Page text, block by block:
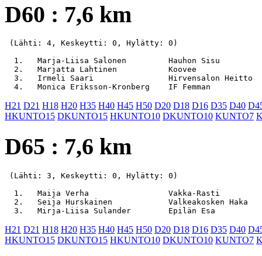
D60 : 7,6 km
(Lähti: 4, Keskeytti: 0, Hylätty: 0)
1.   Marja-Liisa Salonen         Hauhon Sisu
2.   Marjatta Lahtinen           Koovee
3.   Irmeli Saari                Hirvensalon
H21 D21 H18 H20 H35 H40 H45 H50 D20 D18 D16 D35 D40
HKUNTO15 DKUNTO15 HKUNTO10 DKUNTO10 KUNTO7
D65 : 7,6 km
(Lähti: 3, Keskeytti: 0, Hylätty: 0)
1.   Maija Verha                 Vakka-Rasti
2.   Seija Hurskainen            Valkeakosken Haka
H21 D21 H18 H20 H35 H40 H45 H50 D20 D18 D16 D35 D40
HKUNTO15 DKUNTO15 HKUNTO10 DKUNTO10 KUNTO7